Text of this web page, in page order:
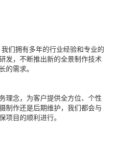
们拥有多年的行业经验和专业的
发，不断推出新的全景制作技术
的需求。
理念，为客户提供全方位、个性
制作还是后期维护，我们都会与
项目的顺利进行。